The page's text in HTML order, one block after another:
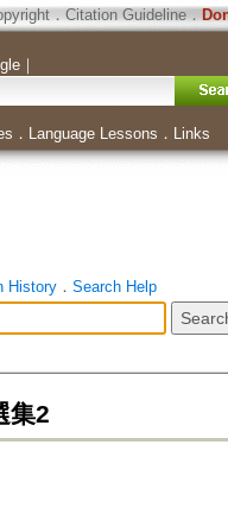
．Citation Guideline．
｜
． Language Lessons ． Links
History． Search Help
集2